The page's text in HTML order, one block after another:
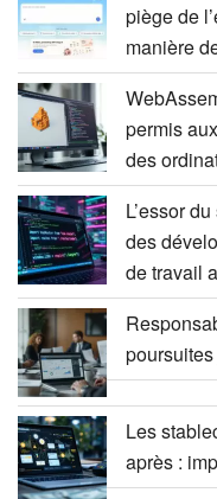
piège de
manière
permis
des
L’essor
des
de travail
Les
après :